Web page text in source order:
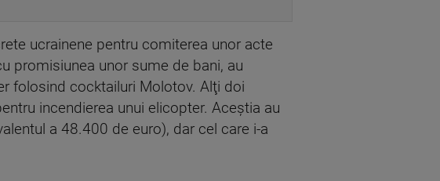
ucrainene pentru comiterea unor acte
promisiunea unor sume de bani, au
folosind cocktailuri Molotov. Alţi doi
incendierea unui elicopter. Aceştia au
a 48.400 de euro), dar cel care i-a